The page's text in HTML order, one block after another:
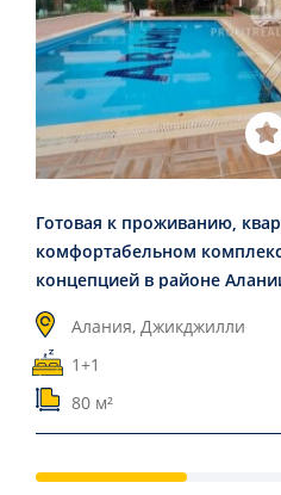
Готовая к проживанию,
комфортабельном
концепцией в районе
Алания, Джикджилли
1+1
80 м²